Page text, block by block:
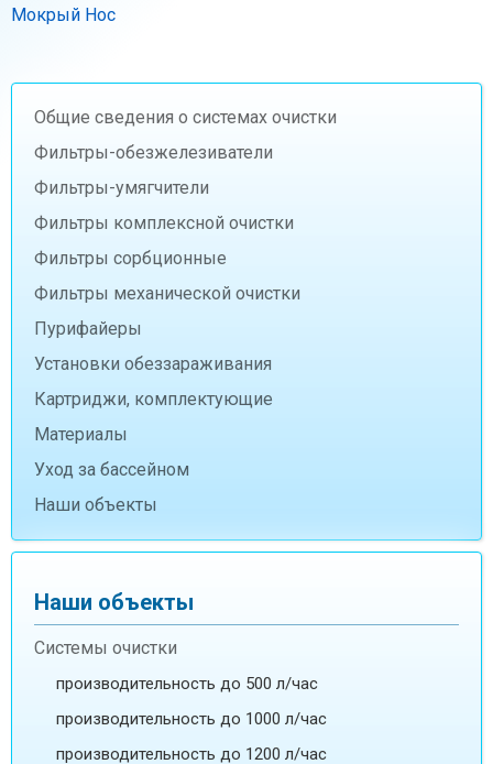
Мокрый Нос
Общие сведения о системах очистки
Фильтры-обезжелезиватели
Фильтры-умягчители
Фильтры комплексной очистки
Фильтры сорбционные
Фильтры механической очистки
Пурифайеры
Установки обеззараживания
Картриджи, комплектующие
Материалы
Уход за бассейном
Наши объекты
Наши объекты
Системы очистки
производительность до 500 л/час
производительность до 1000 л/час
производительность до 1200 л/час